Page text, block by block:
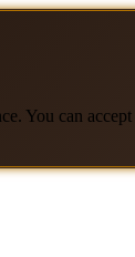
You can